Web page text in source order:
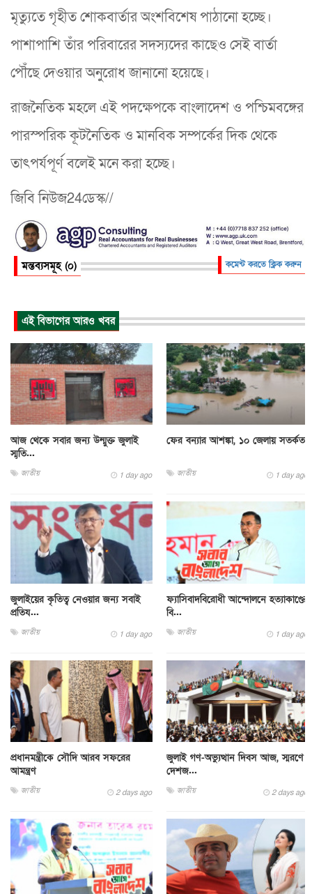
মৃত্যুতে গৃহীত শোকবার্তার অংশবিশেষ পাঠানো হচ্ছে।
পাশাপাশি তাঁর পরিবারের সদস্যদের কাছেও সেই বার্তা
পৌঁছে দেওয়ার অনুরোধ জানানো হয়েছে।
রাজনৈতিক মহলে এই পদক্ষেপকে বাংলাদেশ ও পশ্চিমবঙ্গের
পারস্পরিক কূটনৈতিক ও মানবিক সম্পর্কের দিক থেকে
তাৎপর্যপূর্ণ বলেই মনে করা হচ্ছে।
জিবি নিউজ24ডেস্ক//
মন্তব্যসমূহ (০) কমেন্ট করতে ক্লিক করুন
এই বিভাগের আরও খবর
আজ থেকে সবার জন্য উন্মুক্ত জুলাই
স্মৃতি...
জাতীয় 1 day ago
ফের বন্যার আশঙ্কা, ১০ জেলায় সতর্কতা
জাতীয় 1 day ago
জুলাইয়ের কৃতিত্ব নেওয়ার জন্য সবাই
প্রতিয...
জাতীয় 1 day ago
ফ্যাসিবাদবিরোধী আন্দোলনে হত্যাকাণ্ডের
বি...
জাতীয় 1 day ago
প্রধানমন্ত্রীকে সৌদি আরব সফরের
আমন্ত্রণ
জাতীয় 2 days ago
জুলাই গণ-অভ্যুত্থান দিবস আজ, স্মরণে
দেশজ...
জাতীয় 2 days ago